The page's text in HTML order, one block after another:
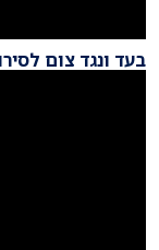
בעד ונגד צום